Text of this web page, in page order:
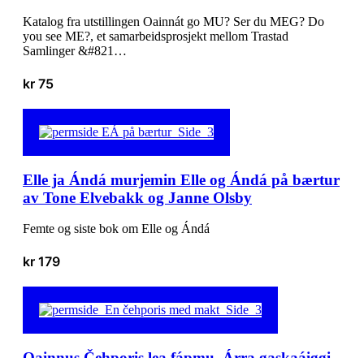
Katalog fra utstillingen Oainnát go MU? Ser du MEG? Do
you see ME?, et samarbeidsprosjekt mellom Trastad
Samlinger &#821…
kr 75
Elle ja Ándá murjemin Elle og Ándá på bærtur
av Tone Elvebakk og Janne Olsby
Femte og siste bok om Elle og Ándá
kr 179